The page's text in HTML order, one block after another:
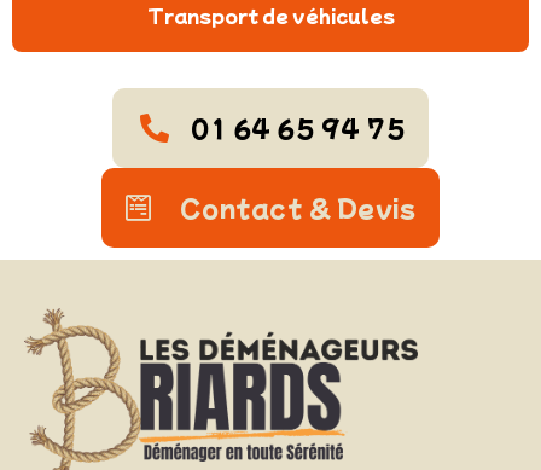
Transport de véhicules
01 64 65 94 75
Contact & Devis